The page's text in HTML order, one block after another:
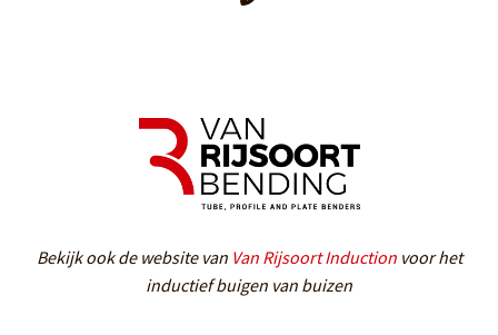
Bekijk ook de website van Van Rijsoort Inductionvoor het
inductief buigen van buizen